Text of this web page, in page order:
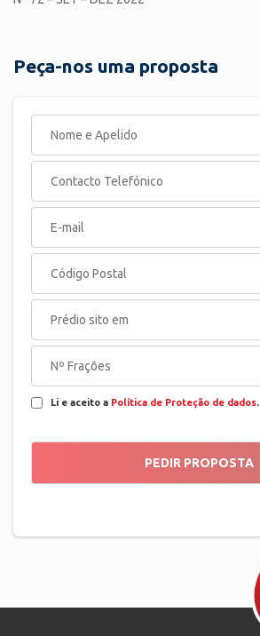
Peça-nos uma proposta
Li e aceito a Política de Proteção de dados.